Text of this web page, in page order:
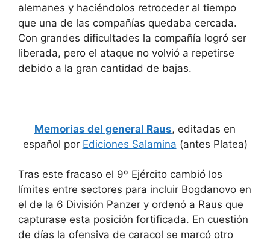
alemanes y haciéndolos retroceder al tiempo
que una de las compañías quedaba cercada.
Con grandes dificultades la compañía logró ser
liberada, pero el ataque no volvió a repetirse
debido a la gran cantidad de bajas.
Memorias del general Raus, editadas en
español por Ediciones Salamina (antes Platea)
Tras este fracaso el 9º Ejército cambió los
límites entre sectores para incluir Bogdanovo en
el de la 6 División Panzer y ordenó a Raus que
capturase esta posición fortificada. En cuestión
de días la ofensiva de caracol se marcó otro